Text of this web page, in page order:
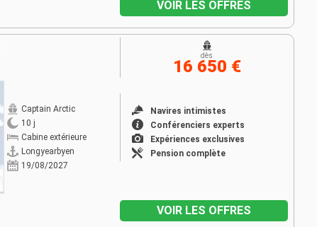
VOIR LES OFFRES
Captain Arctic
10 j
Cabine extérieure
Longyearbyen
19/08/2027
Navires intimistes
Conférenciers experts
Expériences exclusives
Pension complète
dès
16 650 €
VOIR LES OFFRES